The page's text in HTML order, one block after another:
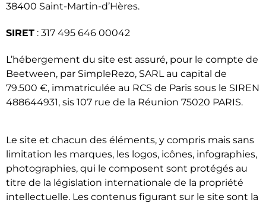
38400 Saint-Martin-d’Hères.
SIRET : 317 495 646 00042
L’hébergement du site est assuré, pour le compte de
Beetween, par SimpleRezo, SARL au capital de
79.500 €, immatriculée au RCS de Paris sous le SIREN
488644931, sis 107 rue de la Réunion 75020 PARIS.
Le site et chacun des éléments, y compris mais sans
limitation les marques, les logos, icônes, infographies,
photographies, qui le composent sont protégés au
titre de la législation internationale de la propriété
intellectuelle. Les contenus figurant sur le site sont la